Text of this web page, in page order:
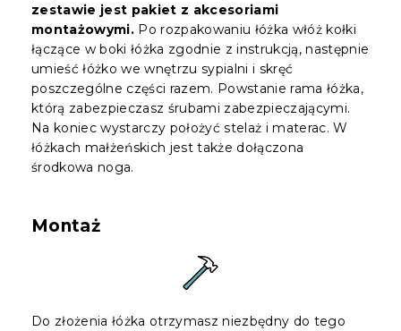
zestawie jest pakiet z akcesoriami
montażowymi. Po rozpakowaniu łóżka włóż kołki
łączące w boki łóżka zgodnie z instrukcją, następnie
umieść łóżko we wnętrzu sypialni i skręć
poszczególne części razem. Powstanie rama łóżka,
którą zabezpieczasz śrubami zabezpieczającymi.
Na koniec wystarczy położyć stelaż i materac. W
łóżkach małżeńskich jest także dołączona
środkowa noga.
Montaż
Do złożenia łóżka otrzymasz niezbędny do tego